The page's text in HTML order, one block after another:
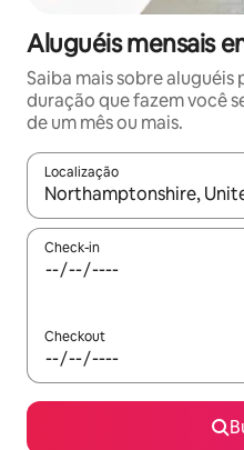
Aluguéis mensais
Saiba mais sobre
duração que fazem você
de um mês ou mais.
Localização
Quando os resultados
Check-in
Checkout